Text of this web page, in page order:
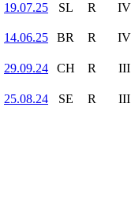
19.07.25 SL R IV
14.06.25 BR R IV
29.09.24 CH R III
25.08.24 SE R III